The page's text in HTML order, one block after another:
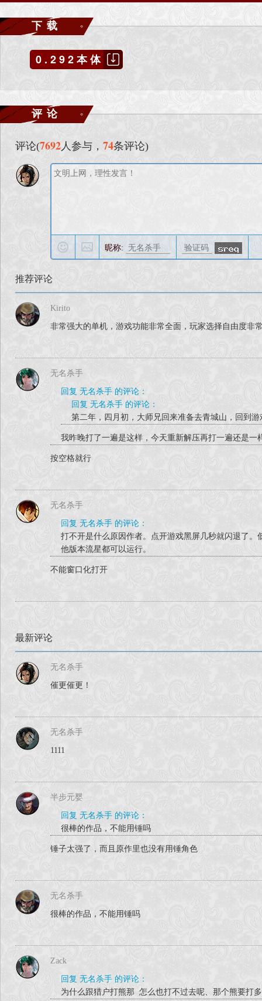
魔琴调整 寒梅映雪 每3s回复2%（玩家）HP持续30s → 每
会心 调整匕首
增加
逍遥游
减少第一次
修复勾玉项链BUG，
调整拳精通强
（开放
修复部分
流星蝴蝶剑——逍遥之行（暂定名）是以老版本金庸群侠传+
游戏模式：在不改变流星老玩家操作习惯的情
剧情分支：根据每个玩
6.敌人NPC抛弃以往单机的高频率Pos+高反应值，删除所有
7.所有游戏剧情内容
虽然尽力去还原老武林的一些老游戏，但个人能力实在有限，虽
保存好UserDate存档文件
1.除各个主线外
2.更改并完善部分人物模型
下载
0.292本体
评论
评论(7692 人参与， 74条评论)
昵称:
推荐评论
Kirito
非常强大的单机，游戏功能非常全面，玩家选择自由度非
无名杀手
回复 无名杀手 的评论：
回复 无名杀手 的评论：
第二年，四月初，大师兄回来准备去青城山，回到
我昨晚打了一遍是这样，今天重新解压再打一遍还是一
按空格就行
无名杀手
回复 无名杀手 的评论：
打不开是什么原因作者。点开游戏黑屏几秒就闪退了
他版本流星都可以运行。
不能窗口化打开
最新评论
无名杀手
催更催更！
无名杀手
1111
半步元婴
回复 无名杀手 的评论：
很棒的作品，不能用锤吗
锤子太强了，而且原作里也没有用锤角色
无名杀手
很棒的作品，不能用锤吗
Zack
回复 无名杀手 的评论：
为什么跟猎户打熊那 怎么也打不过去呢、那个熊要打